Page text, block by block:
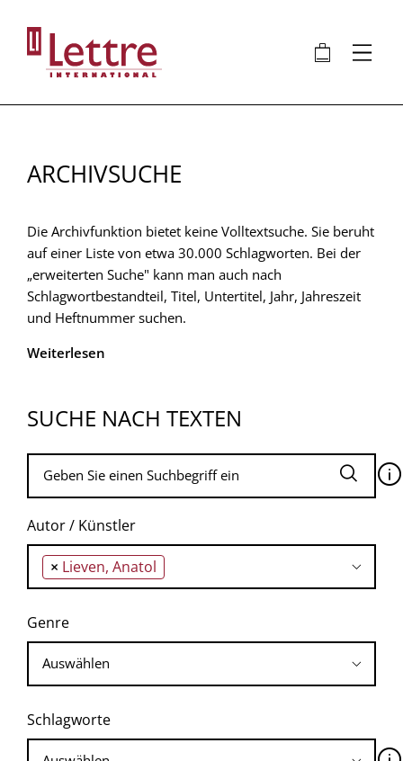
Inhalt
🛍 ⋮
ARCHIVSUCHE
Die Archivfunktion bietet keine Volltextsuche. Sie beruht
auf einer Liste von etwa 30.000 Schlagworten. Bei der
„erweiterten Suche" kann man auch nach
Schlagwortbestandteil, Titel, Untertitel, Jahr, Jahreszeit
und Heftnummer suchen.
Weiterlesen
SUCHE NACH TEXTEN
🛈
Autor / Künstler
× Lieven, Anatol
Genre
Schlagworte